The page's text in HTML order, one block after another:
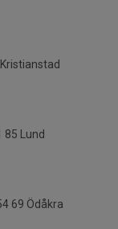
85 Lund
69 Ödåkra